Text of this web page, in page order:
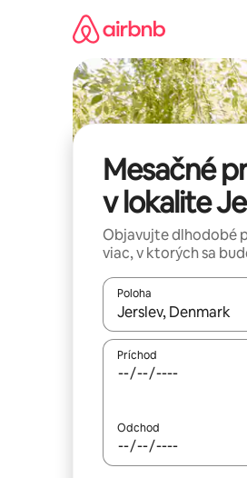
Mesačné
v lokalite
Objavujte dlhodobé
viac, v ktorých sa
Poloha
Keď budú výsledky
Príchod
Odchod